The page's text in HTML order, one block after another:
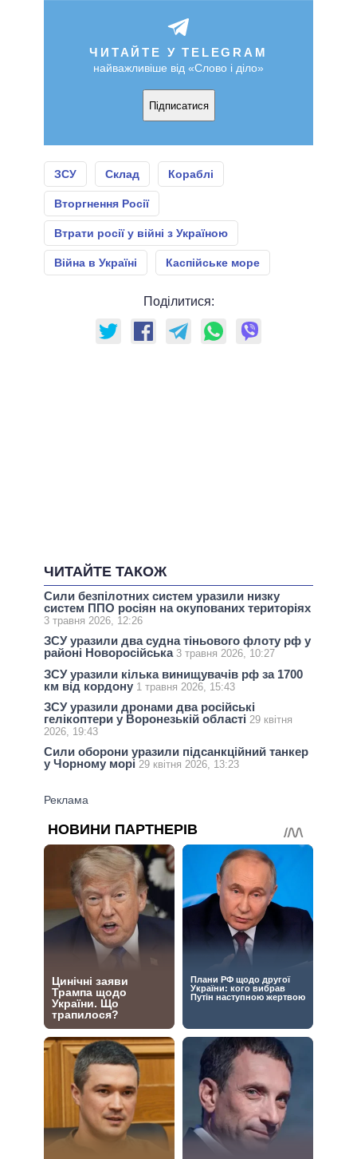
ЧИТАЙТЕ У TELEGRAM
найважливіше від «Слово і діло»
Підписатися
ЗСУ Склад Кораблі
Вторгнення Росії
Втрати росії у війні з Україною
Війна в Україні Каспійське море
Поділитися:
ЧИТАЙТЕ ТАКОЖ
Сили безпілотних систем уразили низку
систем ППО росіян на окупованих територіях
3 травня 2026, 12:26
ЗСУ уразили два судна тіньового флоту рф у
районі Новоросійська 3 травня 2026, 10:27
ЗСУ уразили кілька винищувачів рф за 1700
км від кордону 1 травня 2026, 15:43
ЗСУ уразили дронами два російські
гелікоптери у Воронезькій області 29 квітня
2026, 19:43
Сили оборони уразили підсанкційний танкер
у Чорному морі 29 квітня 2026, 13:23